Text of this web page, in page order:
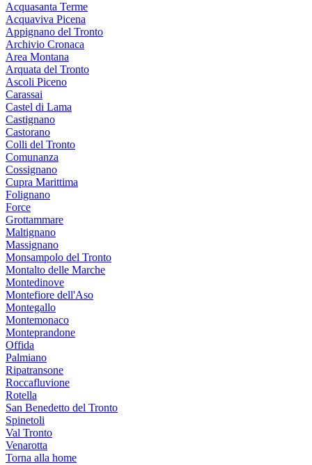
Acquasanta Terme
Acquaviva Picena
Appignano del Tronto
Archivio Cronaca
Area Montana
Arquata del Tronto
Ascoli Piceno
Carassai
Castel di Lama
Castignano
Castorano
Colli del Tronto
Comunanza
Cossignano
Cupra Marittima
Folignano
Force
Grottammare
Maltignano
Massignano
Monsampolo del Tronto
Montalto delle Marche
Montedinove
Montefiore dell'Aso
Montegallo
Montemonaco
Monteprandone
Offida
Palmiano
Ripatransone
Roccafluvione
Rotella
San Benedetto del Tronto
Spinetoli
Val Tronto
Venarotta
Torna alla home